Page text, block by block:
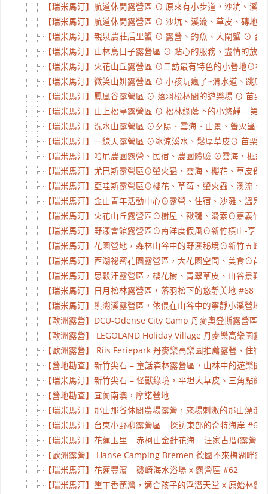
【瑞米馬汀】航道休閒露營區 ⊙ 原來有小步道，沙坑、溪
【瑞米馬汀】航道休閒露營區 ⊙ 沙坑、溪流、草皮、磚地
【瑞米馬汀】親泉農莊后里蟹 ⊙ 露營、釣魚、大閘蟹 ⊙ 台
【瑞米馬汀】山林鳥日子露營區 ⊙ 貼心的服務、盡情的放
【瑞米馬汀】火花山丘露營區 ⊙二訪最有特色的小營地⊙
【瑞米馬汀】微笑山妍露營區 ⊙ 小孩玩瘋了~滑水道、跳
【瑞米馬汀】鳳凰谷露營區 ⊙ 落羽松林間的遊樂場 ⊙ 苗栗
【瑞米馬汀】山上松亭露營區 ⊙ 松林綠蔭下的小悠靜 – 第
【瑞米馬汀】洗水山露營區 ⊙夕陽、雲海、山景、螢火蟲⊙
【瑞米馬汀】一線天露營區 ⊙冰涼溪水、鬆厚草皮⊙ 苗栗
【瑞米馬汀】哈尼農園露營、民宿、農園體驗 ⊙雲海、楓
【瑞米馬汀】尤巴斯露營區⊙螢火蟲、雲海、櫻花、草皮優
【瑞米馬汀】亞哇斯露營區⊙櫻花、草莓、螢火蟲、溪流、
【瑞米馬汀】金山青年活動中心⊙露營、住宿、沙灘、溫泉
【瑞米馬汀】火花山丘露營區⊙樹屋、鞦韆、滑索⊙嘉義竹
【瑞米馬汀】野漾會館露營區⊙南洋度假風⊙新竹橫山-享受
【瑞米馬汀】花園營地，森林山谷中的野溪秘境⊙新竹五峰
【瑞米馬汀】西湖祕密花園露營區，大花園空間、美食⊙苗
【瑞米馬汀】思穀汗露營區，櫻花樹、青翠草皮、山谷景觀
【瑞米馬汀】日月松林露營區，落羽松下的悠靜美地 #68 南
【瑞米馬汀】熊溯溪露營區，依偎在山谷中的寧靜小溪營地
【歐洲露營】DCU-Odense City Camp 丹麥奧登斯露營區
【歐洲露營】 LEGOLAND Holiday Village 丹麥樂高樂園
【歐洲露營】 Riis Feriepark 丹麥樂高樂園推薦露營、住
【營地勘查】新竹尖石 – 童話森林露營區，山林中的遊樂園
【瑞米馬汀】新竹尖石 – 怪獸綠境，平坦大草皮、三角點絕
【營地勘查】宜蘭南澳，摩諾營地
【瑞米馬汀】那山那谷休閒農場露營，來場刺激的那山漂流
【瑞米馬汀】台東小野柳露營區 – 探訪東部的奇特海岸 #63
【瑞米馬汀】花蓮玉里 – 赤柯山金針花海 – 汪家古厝(露營)
【歐洲露營】 Hanse Camping Bremen 德國不來梅湖畔露
【瑞米馬汀】花蓮豐濱 – 磯崎海水浴場 x 露營區 #62
【瑞米馬汀】墾丁香蕉灣，適合孩子的浮潛天堂 x 原始林露